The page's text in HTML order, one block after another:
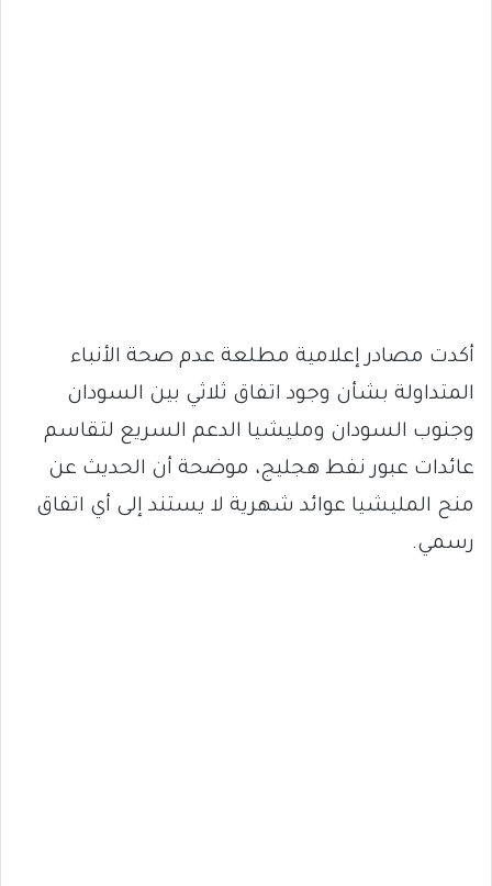
أكدت مصادر إعلامية مطلعة عدم صحة الأنباء
المتداولة بشأن وجود اتفاق ثلاثي بين السودان
وجنوب السودان ومليشيا الدعم السريع لتقاسم
عائدات عبور نفط هجليج، موضحة أن الحديث عن
منح المليشيا عوائد شهرية لا يستند إلى أي اتفاق
رسمي.